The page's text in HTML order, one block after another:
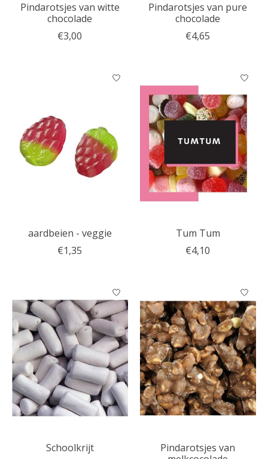
Pindarotsjes van witte
chocolade
€3,00
Pindarotsjes van pure
chocolade
€4,65
aardbeien - veggie
€1,35
Tum Tum
€4,10
Schoolkrijt
Pindarotsjes van